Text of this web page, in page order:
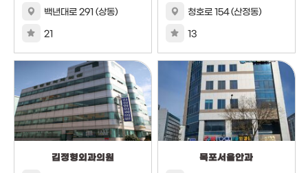
백년대로 291 (상동)
21
청호로 154 (산정동)
13
김정형외과의원 목포서울안과